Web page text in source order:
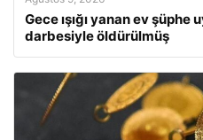
Gece ışığı yanan ev şüphe
darbesiyle öldürülmüş